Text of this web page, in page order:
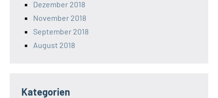
Dezember 2018
November 2018
September 2018
August 2018
Kategorien